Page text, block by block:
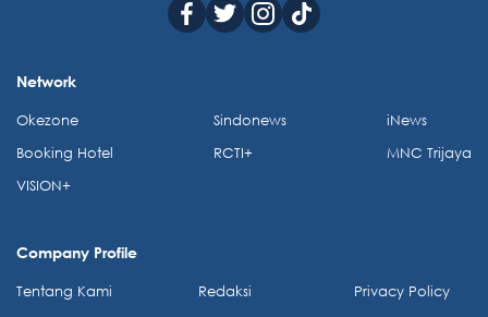
Network
Okezone
Booking Hotel
VISION+
Sindonews
RCTI+
iNews
MNC Trijaya
Company Profile
Tentang Kami
Redaksi
Privacy Policy